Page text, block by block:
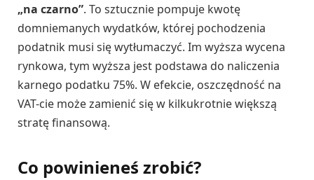
„na czarno”. To sztucznie pompuje kwotę
domniemanych wydatków, której pochodzenia
podatnik musi się wytłumaczyć. Im wyższa wycena
rynkowa, tym wyższa jest podstawa do naliczenia
karnego podatku 75%. W efekcie, oszczędność na
VAT-cie może zamienić się w kilkukrotnie większą
stratę finansową.
Co powinieneś zrobić?